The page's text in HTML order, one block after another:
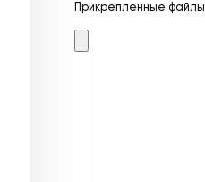
Прикрепленные файлы